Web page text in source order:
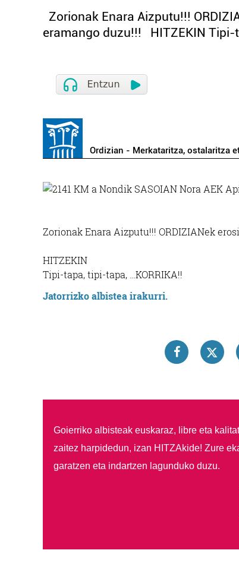
Zorionak Enara Aizputu!!!
eramango duzu!!! HITZEKIN Tipi-
Ordizian - Merkataritza, ostalaritza
Zorionak Enara Aizputu!!! ORDIZIANek
HITZEKIN
Tipi-tapa, tipi-tapa, …KORRIKA!!
Jatorrizko albistea irakurri.
Goierriko albisteak euskaraz, libre eta
zaitez harpidedun, izan HITZAkide! Zure
garatzen eta indartzen lagunduko duzu.